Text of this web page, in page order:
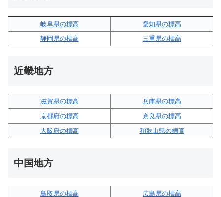
岐阜県の標高
愛知県の標高
静岡県の標高
三重県の標高
近畿地方
滋賀県の標高
兵庫県の標高
京都府の標高
奈良県の標高
大阪府の標高
和歌山県の標高
中国地方
鳥取県の標高
広島県の標高